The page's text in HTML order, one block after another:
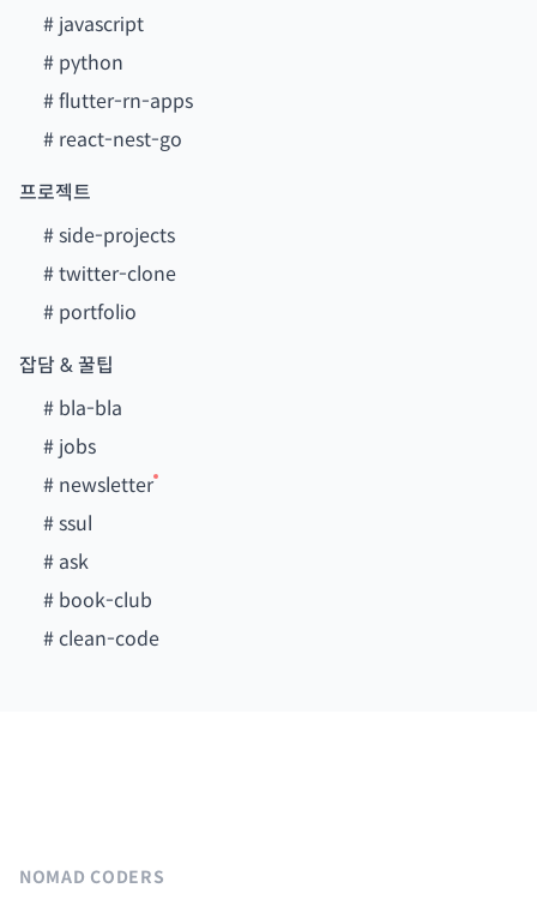
# javascript
# python
#flutter-rn-apps
# react-nest-go
프로젝트
#side-projects
#twitter-clone
# portfolio
잡담 & 꿀팁
# bla-bla
# jobs
# newsletter
#ssul
# ask
# book-club
#clean-code
NOMAD CODERS